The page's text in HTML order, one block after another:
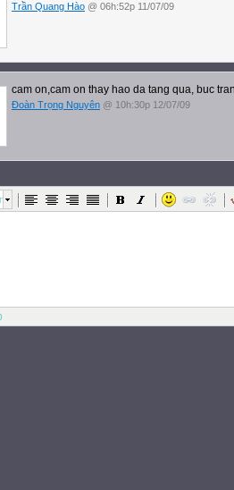
Trần Quang Hào @ 06h:52p 11/07/09
cam on,cam on thay hao da tang qua, buc
Đoàn Trọng Nguyên @ 10h:30p 12/07/09